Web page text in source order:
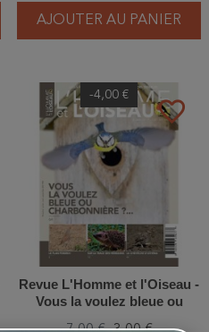
AJOUTER AU PANIER
favorite_border
-4,00 €
Revue L'Homme et l'Oiseau -
Vous la voulez bleue ou